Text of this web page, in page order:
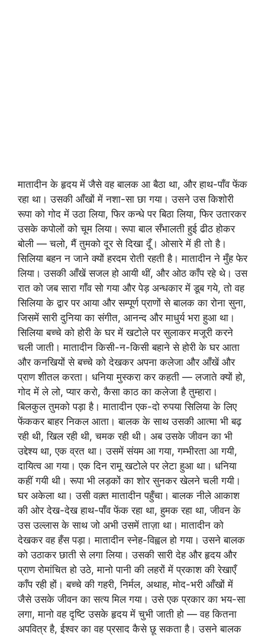
मातादीन के हृदय में जैसे वह बालक आ बैठा था, और हाथ-पाँव फेंक
रहा था। उसकी आँखों में नशा-सा छा गया। उसने उस किशोरी
रूपा को गोद में उठा लिया, फिर कन्धे पर बिठा लिया, फिर उतारकर
उसके कपोलों को चूम लिया। रूपा बाल सँभालती हुई ढीठ होकर
बोली — चलो, मैं तुमको दूर से दिखा दूँ। ओसारे में ही तो है।
सिलिया बहन न जाने क्यों हरदम रोती रहती है। मातादीन ने मुँह फेर
लिया। उसकी आँखें सजल हो आयी थीं, और ओठ काँप रहे थे। उस
रात को जब सारा गाँव सो गया और पेड़ अन्धकार में डूब गये, तो वह
सिलिया के द्वार पर आया और सम्पूर्ण प्राणों से बालक का रोना सुना,
जिसमें सारी दुनिया का संगीत, आनन्द और माधुर्य भरा हुआ था।
सिलिया बच्चे को होरी के घर में खटोले पर सुलाकर मजूरी करने
चली जाती। मातादीन किसी-न-किसी बहाने से होरी के घर आता
और कनखियों से बच्चे को देखकर अपना कलेजा और आँखें और
प्राण शीतल करता। धनिया मुस्करा कर कहती — लजाते क्यों हो,
गोद में ले लो, प्यार करो, कैसा काठ का कलेजा है तुम्हारा।
बिलकुल तुमको पड़ा है। मातादीन एक-दो रुपया सिलिया के लिए
फेंककर बाहर निकल आता। बालक के साथ उसकी आत्मा भी बढ़
रही थी, खिल रही थी, चमक रही थी। अब उसके जीवन का भी
उद्देश्य था, एक व्रत था। उसमें संयम आ गया, गम्भीरता आ गयी,
दायित्व आ गया। एक दिन रामू खटोले पर लेटा हुआ था। धनिया
कहीं गयी थी। रूपा भी लड़कों का शोर सुनकर खेलने चली गयी।
घर अकेला था। उसी वक़्त मातादीन पहुँचा। बालक नीले आकाश
की ओर देख-देख हाथ-पाँव फेंक रहा था, हुमक रहा था, जीवन के
उस उल्लास के साथ जो अभी उसमें ताज़ा था। मातादीन को
देखकर वह हँस पड़ा। मातादीन स्नेह-विह्वल हो गया। उसने बालक
को उठाकर छाती से लगा लिया। उसकी सारी देह और हृदय और
प्राण रोमांचित हो उठे, मानो पानी की लहरों में प्रकाश की रेखाएँ
काँप रही हों। बच्चे की गहरी, निर्मल, अथाह, मोद-भरी आँखों में
जैसे उसके जीवन का सत्य मिल गया। उसे एक प्रकार का भय-सा
लगा, मानो वह दृष्टि उसके हृदय में चुभी जाती हो — वह कितना
अपवित्र है, ईश्वर का वह प्रसाद कैसे छू सकता है। उसने बालक